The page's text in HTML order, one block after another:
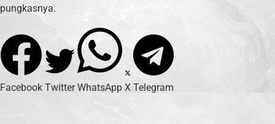
pungkasnya.
Facebook Twitter WhatsApp X Telegram